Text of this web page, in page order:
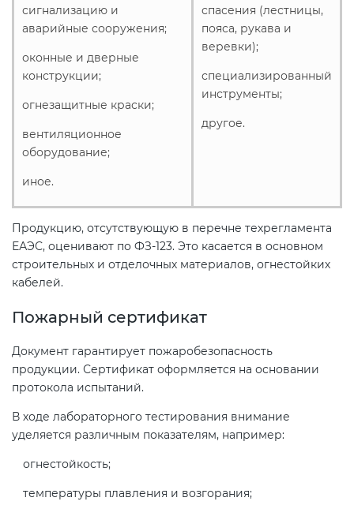
сигнализацию и
аварийные сооружения;
оконные и дверные
конструкции;
огнезащитные краски;
вентиляционное
оборудование;
иное.
спасения (лестницы,
пояса, рукава и
веревки);
специализированный
инструменты;
другое.
Продукцию, отсутствующую в перечне техрегламента
ЕАЭС, оценивают по ФЗ-123. Это касается в основном
строительных и отделочных материалов, огнестойких
кабелей.
Пожарный сертификат
Документ гарантирует пожаробезопасность
продукции. Сертификат оформляется на основании
протокола испытаний.
В ходе лабораторного тестирования внимание
уделяется различным показателям, например:
огнестойкость;
температуры плавления и возгорания;